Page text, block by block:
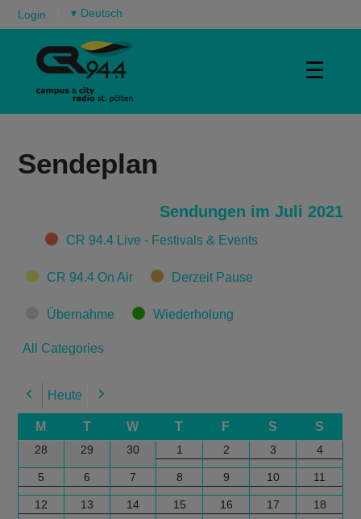
Login ▾
☰
Sendeplan
Sendungen im Juli 2021
CategoriesCR 94.4 Live - Festivals & Events
CR 94.4 On Air Derzeit Pause
Übernahme Wiederholung
All Categories
Previous
Heute Next
M T W T F S S
28 29 30 1 2 3 4
5 6 7 8 9 10 11
12 13 14 15 16 17 18